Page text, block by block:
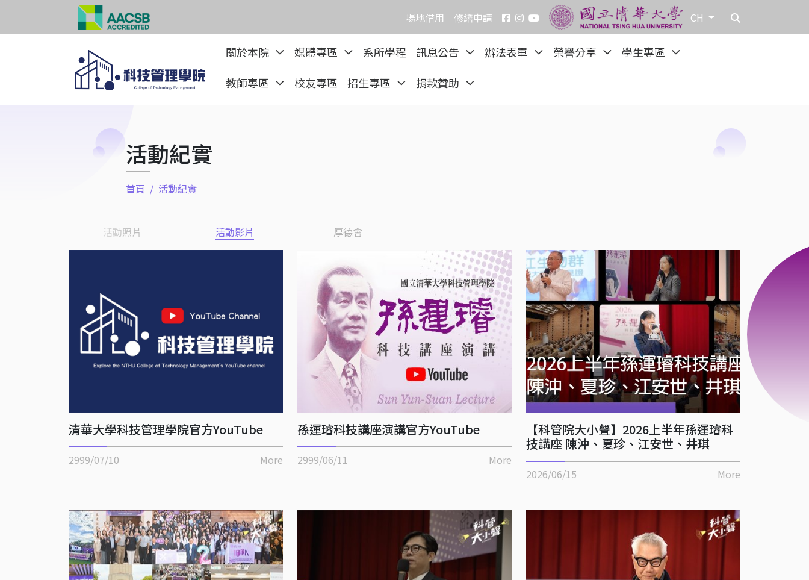
場地借用 修繕申請 CH
關於本院 媒體專區 系所學程 訊息公告 辦法表單 榮譽分享
學生專區
教師專區
校友專區 招生專區 捐款贊助
活動紀實
首頁 活動紀實
活動照片 活動影片 厚德會
清華大學科技管理學院官方YouTube
2999/07/10 More
孫運璿科技講座演講官方YouTube
2999/06/11 More
【科管院大小聲】2026上半年孫運璿科
技講座 陳沖、夏珍、江安世、井琪
2026/06/15 More